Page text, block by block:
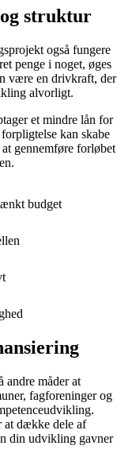
struktur
også fungere
penge i noget, øges
være en drivkraft, der
alvorligt.
et mindre lån for
kan skabe
gennemføre forløbet
budget
andre måder at
fagforeninger og
at dække dele af
din udvikling gavner